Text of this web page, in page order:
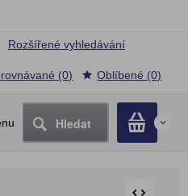
Hledat 0
Rozšířené vyhledávání
(0) Oblíbené (0)